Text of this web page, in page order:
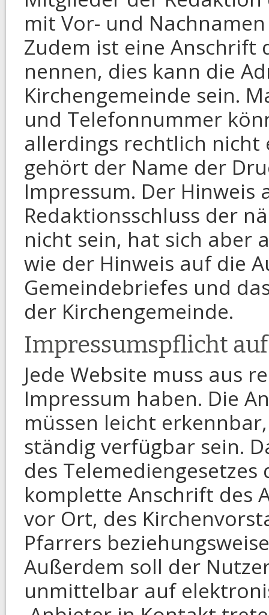
mit Vor- und
Zudem ist eine Anschrift
nennen, dies kann die
Kirchengemeinde sein.
und Telefonnummer
allerdings rechtlich nicht
gehört der Name der
Impressum. Der Hinweis
Redaktionsschluss der
nicht sein, hat sich aber
wie der Hinweis auf die
Gemeindebriefes und
der Kirchengemeinde.
Impressumspflicht
Jede Website muss aus
Impressum haben. Die
müssen leicht
ständig verfügbar sein.
des
komplette Anschrift des
vor Ort, des
Pfarrers
Außerdem soll der
unmittelbar auf